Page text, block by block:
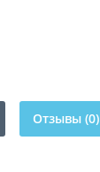
Отзывы (0)